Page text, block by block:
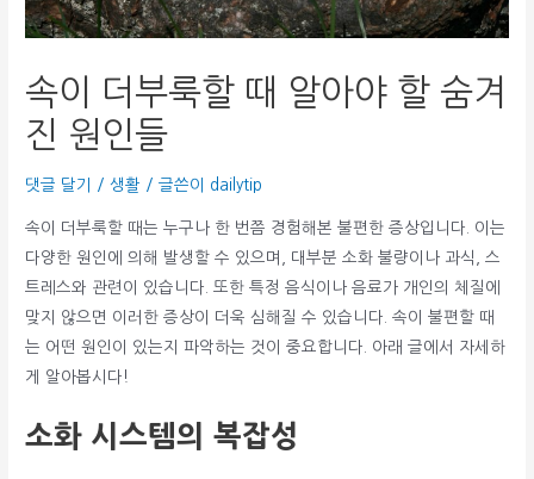
속이 더부룩할 때 알아야 할 숨겨
진 원인들
댓글 달기 /생활 / 글쓴이 dailytip
속이 더부룩할 때는 누구나 한 번쯤 경험해본 불편한 증상입니다. 이는
다양한 원인에 의해 발생할 수 있으며, 대부분 소화 불량이나 과식, 스
트레스와 관련이 있습니다. 또한 특정 음식이나 음료가 개인의 체질에
맞지 않으면 이러한 증상이 더욱 심해질 수 있습니다. 속이 불편할 때
는 어떤 원인이 있는지 파악하는 것이 중요합니다. 아래 글에서 자세하
게 알아봅시다!
소화 시스템의 복잡성